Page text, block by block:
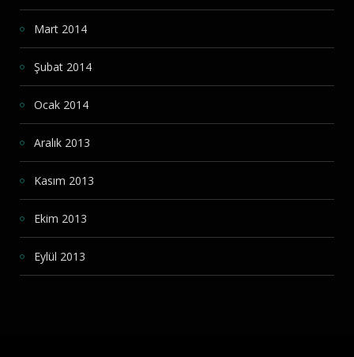
Mart 2014
Şubat 2014
Ocak 2014
Aralık 2013
Kasım 2013
Ekim 2013
Eylül 2013